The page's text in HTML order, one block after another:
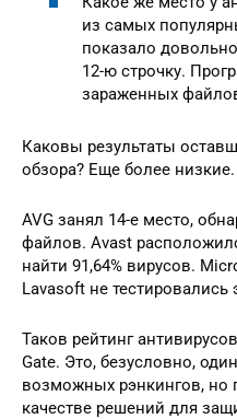
из самых
показало
12-ю строчку.
зараженных
Каковы результаты
обзора? Еще более низкие.
AVG занял 14-е место,
файлов. Avast
найти 91,64% вирусов.
Lavasoft не тестировались
Таков рейтинг
Gate. Это, безусловно,
возможных рэнкингов, но
качестве решений для